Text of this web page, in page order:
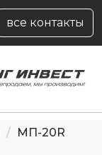
все контакты
МП-20R